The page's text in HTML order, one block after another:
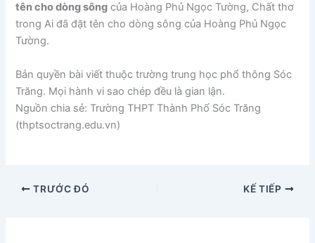
tên cho dòng sông của Hoàng Phủ Ngọc Tường, Chất thơ
trong Ai đã đặt tên cho dòng sông của Hoàng Phủ Ngọc
Tường.
Bản quyền bài viết thuộc trường trung học phổ thông Sóc
Trăng. Mọi hành vi sao chép đều là gian lận.
Nguồn chia sẻ: Trường THPT Thành Phố Sóc Trăng
(thptsoctrang.edu.vn)
TRƯỚC ĐÓ KẾ TIẾP